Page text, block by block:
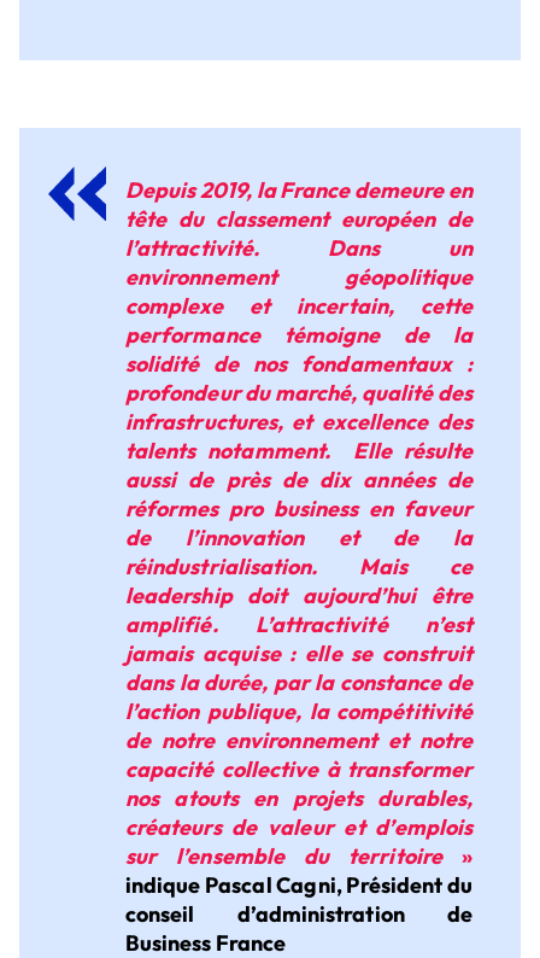
Depuis 2019, la France demeure en
tête du classement européen de
l’attractivité. Dans un
environnement géopolitique
complexe et incertain, cette
performance témoigne de la
solidité de nos fondamentaux :
profondeur du marché, qualité des
infrastructures, et excellence des
talents notamment. Elle résulte
aussi de près de dix années de
réformes pro business en faveur
de l’innovation et de la
réindustrialisation. Mais ce
leadership doit aujourd’hui être
amplifié. L’attractivité n’est
jamais acquise : elle se construit
dans la durée, par la constance de
l’action publique, la compétitivité
de notre environnement et notre
capacité collective à transformer
nos atouts en projets durables,
créateurs de valeur et d’emplois
sur l’ensemble du territoire
»
indique Pascal Cagni, Président du
conseil d’administration de
Business France